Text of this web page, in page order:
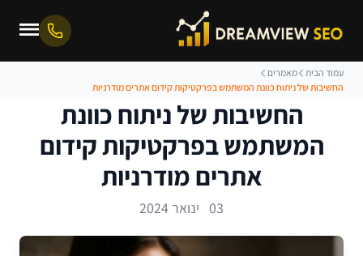
עמוד הבית
מאמרים
החשיבות של ניתוח כוונת המשתמש בפרקטיקות קידום אתרים מודרניות
החשיבות של ניתוח כוונת
המשתמש בפרקטיקות קידום
אתרים מודרניות
03 ינואר 2024